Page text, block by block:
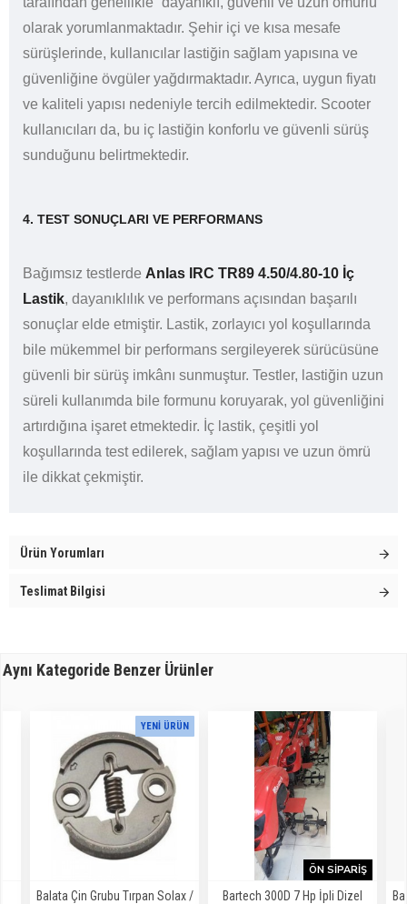
olarak yorumlanmaktadır. Şehir içi ve kısa mesafe
sürüşlerinde, kullanıcılar lastiğin sağlam yapısına ve
güvenliğine övgüler yağdırmaktadır. Ayrıca, uygun fiyatı
ve kaliteli yapısı nedeniyle tercih edilmektedir. Scooter
kullanıcıları da, bu iç lastiğin konforlu ve güvenli sürüş
sunduğunu belirtmektedir.
4. TEST SONUÇLARI VE PERFORMANS
Bağımsız testlerde Anlas IRC TR89 4.50/4.80-10 İç
Lastik, dayanıklılık ve performans açısından başarılı
sonuçlar elde etmiştir. Lastik, zorlayıcı yol koşullarında
bile mükemmel bir performans sergileyerek sürücüsüne
güvenli bir sürüş imkânı sunmuştur. Testler, lastiğin uzun
süreli kullanımda bile formunu koruyarak, yol güvenliğini
artırdığına işaret etmektedir. İç lastik, çeşitli yol
koşullarında test edilerek, sağlam yapısı ve uzun ömrü
ile dikkat çekmiştir.
Ürün Yorumları
Teslimat Bilgisi
Aynı Kategoride Benzer Ürünler
YENI ÜRÜN
Balata Çin Grubu Tırpan Solax /
ÖN SIPARIŞ
Bartech 300D 7 Hp İpli Dizel